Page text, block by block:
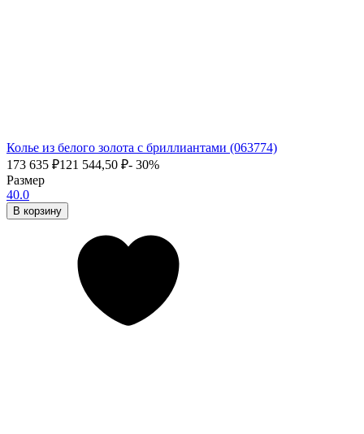
Колье из белого золота с бриллиантами (063774)
173 635 ₽121 544,50 ₽- 30%
Размер
40.0
В корзину